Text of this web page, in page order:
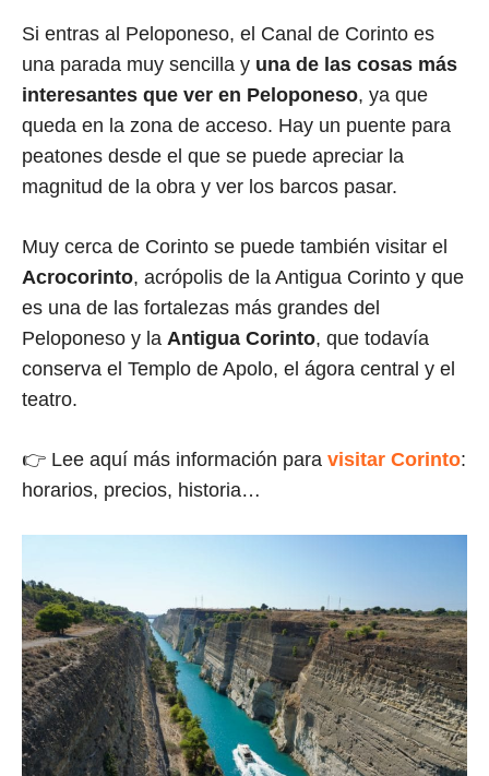
Si entras al Peloponeso, el Canal de Corinto es
una parada muy sencilla y una de las cosas más
interesantes que ver en Peloponeso, ya que
queda en la zona de acceso. Hay un puente para
peatones desde el que se puede apreciar la
magnitud de la obra y ver los barcos pasar.
Muy cerca de Corinto se puede también visitar el
Acrocorinto, acrópolis de la Antigua Corinto y que
es una de las fortalezas más grandes del
Peloponeso y la Antigua Corinto, que todavía
conserva el Templo de Apolo, el ágora central y el
teatro.
👉 Lee aquí más información para visitar Corinto:
horarios, precios, historia…